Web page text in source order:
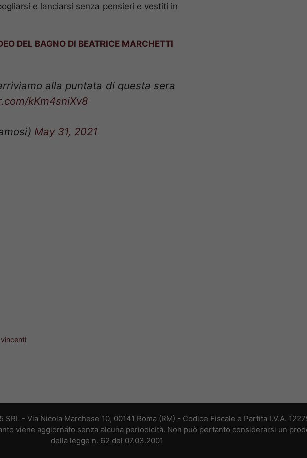
e lanciarsi senza pensieri e vestiti in
DEL BAGNO DI BEATRICE MARCHETTI
alla puntata di questa sera
kKm4sniXv8
May 31, 2021
SRL - Via Nicola Marchese 10, 00141 Roma (RM) - Codice Fiscale e Partita I.V.A.
viene aggiornato senza alcuna periodicità. Non può pertanto considerarsi un
della legge n. 62 del 07.03.2001